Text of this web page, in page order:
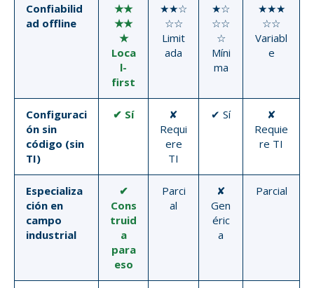
Confiabilid
ad offline
★★
★★
★
Loca
l-
first
★★☆
☆☆
Limit
ada
★☆
☆☆
☆
Míni
ma
★★★
☆☆
Variabl
e
Configuraci
ón sin
código (sin
TI)
✔ Sí
✘
Requi
ere
TI
✔ Sí
✘
Requie
re TI
Especializa
ción en
campo
industrial
✔
Cons
truid
a
para
eso
Parci
al
✘
Gen
éric
a
Parcial